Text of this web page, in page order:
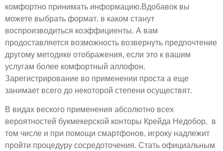
комфортно принимать информацию.Вдобавок вы
можете выбрать формат, в каком станут
воспроизводиться коэффициенты. А вам
продоставляется возможность возвернуть предпочтение
другому методике отображения, если это к вашим
услугам более комфортный аллофон.
Зарегистрирование во применении проста а еще
занимает всего до некоторой степени осуществят.
В видах веского применения абсолютно всех
вероятностей букмекерской конторы Крейда Недобор, в
том числе и при помощи смартфонов, игроку надлежит
пройти процедуру сосредоточения. Стать официальным